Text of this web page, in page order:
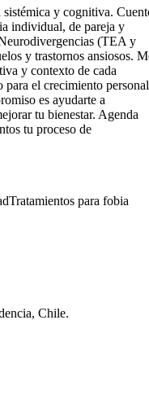
y cognitiva.
individual, de pareja y
(TEA y
y trastornos ansiosos.
y contexto de cada
para el crecimiento personal
es ayudarte a
tu bienestar. Agenda
tu proceso de
Tratamientos para fobia
Chile.